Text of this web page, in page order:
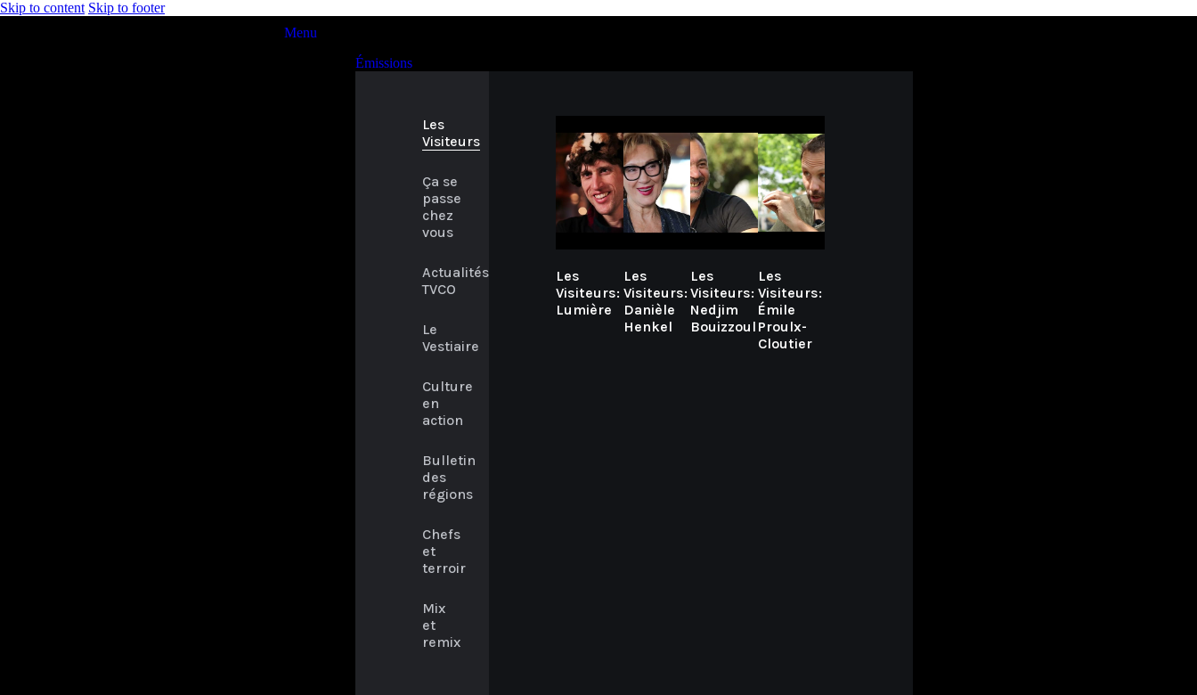
Skip to content Skip to footer
Menu
Émissions
Les
Visiteurs
Ça se
passe
chez
vous
Actualités
TVCO
Le
Vestiaire
Culture
en
action
Bulletin
des
régions
Chefs
et
terroir
Mix
et
remix
Les
Visiteurs:
Lumière
Les
Visiteurs:
Danièle
Henkel
Les
Visiteurs:
Nedjim
Bouizzoul
Les
Visiteurs:
Émile
Proulx-
Cloutier